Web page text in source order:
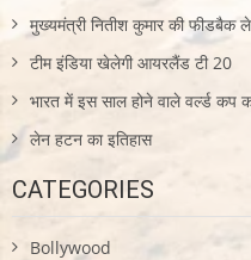
मुख्यमंत्री नितीश कुमार की फीडबैक
टीम इंडिया खेलेगी आयरलैंड टी 20
भारत में इस साल होने वाले वर्ल्ड कप
लेन हटन का इतिहास
CATEGORIES
Bollywood